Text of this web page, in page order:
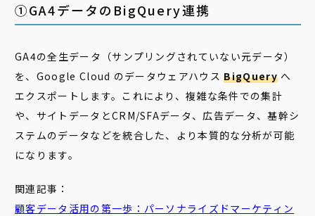
①GA4データのBigQuery連携
GA4の全生データ（サンプリングされていない元データ）
を、Google Cloud のデータウェアハウスBigQueryへ
エクスポートします。これにより、複雑な条件での集計
や、サイトデータとCRM/SFAデータ、広告データ、基幹シ
ステムのデータなどを統合した、より本質的な分析が可能
になります。
関連記事：
顧客データ活用の第一歩：パーソナライズドマーケティン